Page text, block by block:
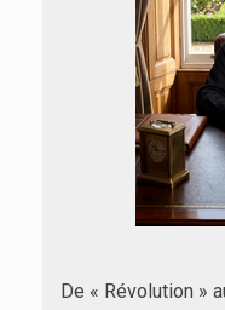
De « Révolution »